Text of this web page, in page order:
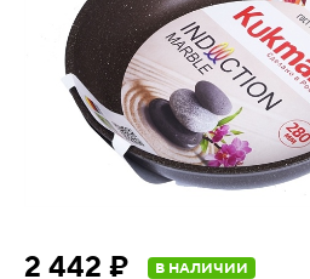
2 442 ₽ В НАЛИЧИИ